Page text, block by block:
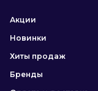
Акции
Новинки
Хиты продаж
Бренды